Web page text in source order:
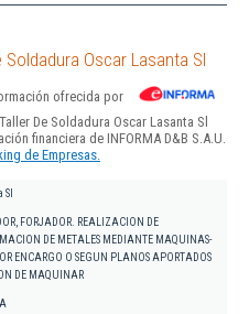
Oscar Lasanta Sl
ofrecida por
De Soldadura Oscar Lasanta Sl
financiera de INFORMA D&B S.A.U.
de Empresas.
FORJADOR. REALIZACION DE
DE METALES MEDIANTE MAQUINAS-
ENCARGO O SEGUN PLANOS APORTADOS
DE MAQUINAR